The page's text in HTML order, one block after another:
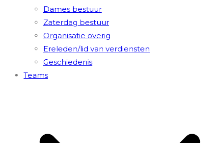
Dames bestuur
Zaterdag bestuur
Organisatie overig
Ereleden/lid van verdiensten
Geschiedenis
Teams